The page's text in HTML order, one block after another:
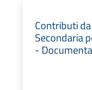
Contributi
Secondaria
-